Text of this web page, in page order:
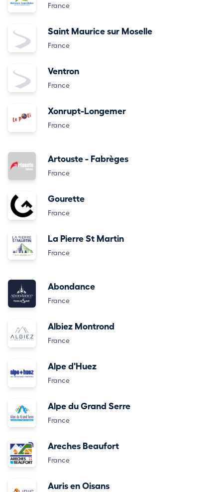
France
Saint Maurice sur Moselle
France
Ventron
France
Xonrupt-Longemer
France
Artouste - Fabrèges
France
Gourette
France
La Pierre St Martin
France
Abondance
France
Albiez Montrond
France
Alpe d'Huez
France
Alpe du Grand Serre
France
Areches Beaufort
France
Auris en Oisans